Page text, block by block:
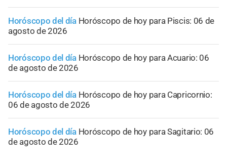
Horóscopo del día Horóscopo de hoy para Piscis: 06 de
agosto de 2026
Horóscopo del día Horóscopo de hoy para Acuario: 06
de agosto de 2026
Horóscopo del día Horóscopo de hoy para Capricornio:
06 de agosto de 2026
Horóscopo del día Horóscopo de hoy para Sagitario: 06
de agosto de 2026